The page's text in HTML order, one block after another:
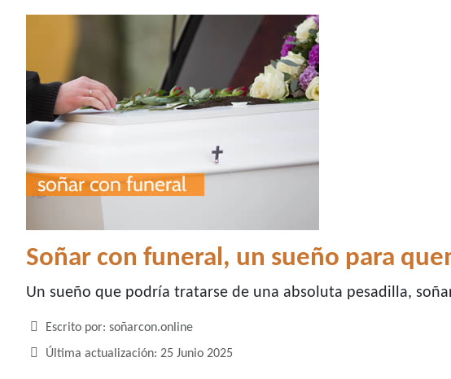
Soñar con funeral, un sueño para
Un sueño que podría tratarse de una absoluta pesadilla,
Detalles
Escrito por: soñarcon.online
Última actualización: 25 Junio 2025